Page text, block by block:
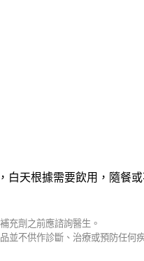
白天根據需要飲用，隨餐
充劑之前應諮詢醫生。
並不供作診斷、治療或預防任何